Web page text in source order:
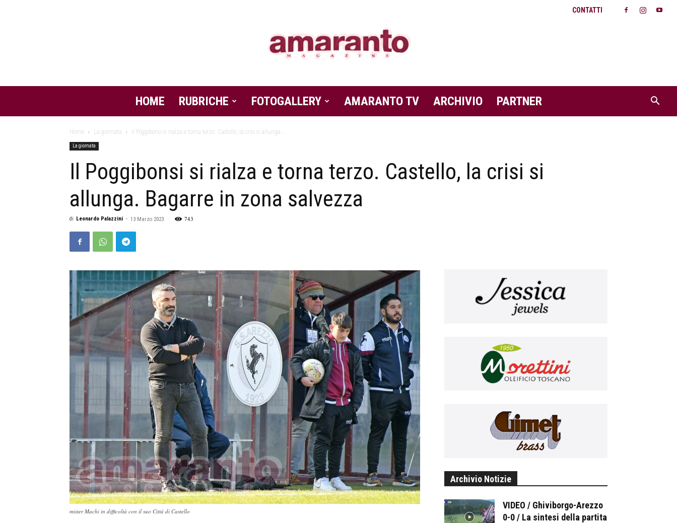
CONTATTI
Amaranto
Magazine
HOME RUBRICHE FOTOGALLERY AMARANTO TV ARCHIVIO PARTNER
Home La giornata Il Poggibonsi si rialza e torna terzo. Castello, la crisi si allunga....
La giornata
Il Poggibonsi si rialza e torna terzo. Castello, la crisi si
allunga. Bagarre in zona salvezza
di Leonardo Palazzini - 13 Marzo 2023 743
mister Machi in difficoltà con il suo Città di Castello
Archivio Notizie
VIDEO / Ghiviborgo-Arezzo
0-0 / La sintesi della partita